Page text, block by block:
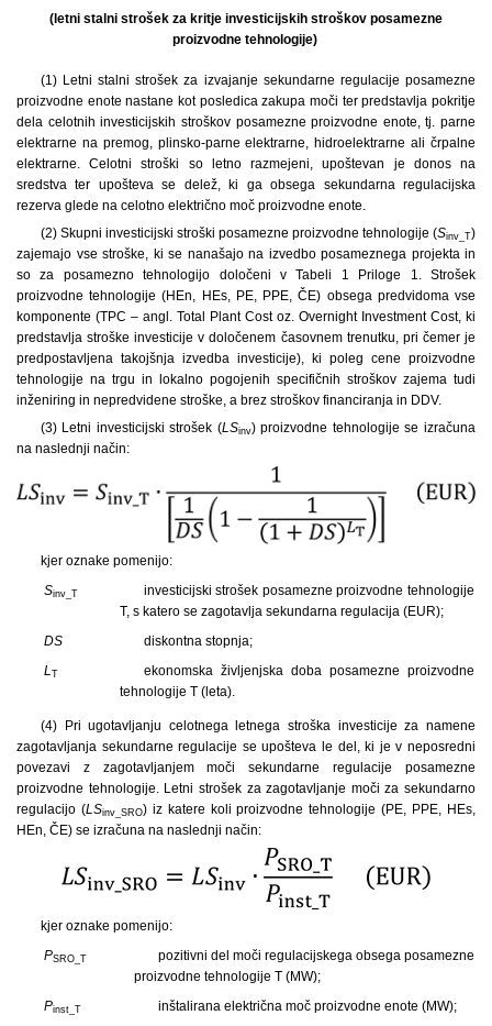
(letni stalni strošek za kritje investicijskih stroškov posamezne
proizvodne tehnologije)
(1) Letni stalni strošek za izvajanje sekundarne regulacije posamezne
proizvodne enote nastane kot posledica zakupa moči ter predstavlja pokritje
dela celotnih investicijskih stroškov posamezne proizvodne enote, tj. parne
elektrarne na premog, plinsko-parne elektrarne, hidroelektrarne ali črpalne
elektrarne. Celotni stroški so letno razmejeni, upoštevan je donos na
sredstva ter upošteva se delež, ki ga obsega sekundarna regulacijska
rezerva glede na celotno električno moč proizvodne enote.
(2) Skupni investicijski stroški posamezne proizvodne tehnologije (Sinv_T)
zajemajo vse stroške, ki se nanašajo na izvedbo posameznega projekta in
so za posamezno tehnologijo določeni v Tabeli 1 Priloge 1. Strošek
proizvodne tehnologije (HEn, HEs, PE, PPE, ČE) obsega predvidoma vse
komponente (TPC – angl. Total Plant Cost oz. Overnight Investment Cost, ki
predstavlja stroške investicije v določenem časovnem trenutku, pri čemer je
predpostavljena takojšnja izvedba investicije), ki poleg cene proizvodne
tehnologije na trgu in lokalno pogojenih specifičnih stroškov zajema tudi
inženiring in nepredvidene stroške, a brez stroškov financiranja in DDV.
(3) Letni investicijski strošek (LSinv) proizvodne tehnologije se izračuna
na naslednji način:
kjer oznake pomenijo:
Sinv_T
investicijski strošek posamezne proizvodne tehnologije
T, s katero se zagotavlja sekundarna regulacija (EUR);
DS
diskontna stopnja;
L T
ekonomska življenjska doba posamezne proizvodne
tehnologije T (leta).
(4) Pri ugotavljanju celotnega letnega stroška investicije za namene
zagotavljanja sekundarne regulacije se upošteva le del, ki je v neposredni
povezavi z zagotavljanjem moči sekundarne regulacije posamezne
proizvodne tehnologije. Letni strošek za zagotavljanje moči za sekundarno
regulacijo (LSinv_SRO) iz katere koli proizvodne tehnologije (PE, PPE, HEs,
HEn, ČE) se izračuna na naslednji način:
kjer oznake pomenijo:
PSRO_T
pozitivni del moči regulacijskega obsega posamezne
proizvodne tehnologije T (MW);
Pinst_T
inštalirana električna moč proizvodne enote (MW);